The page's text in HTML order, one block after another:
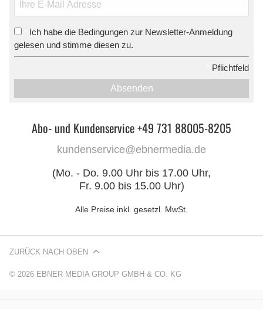
Ich habe die Bedingungen zur Newsletter-Anmeldung
gelesen und stimme diesen zu.
Pflichtfeld
Absenden
Abo- und Kundenservice +49 731 88005-8205
kundenservice@ebnermedia.de
(Mo. - Do. 9.00 Uhr bis 17.00 Uhr,
Fr. 9.00 bis 15.00 Uhr)
Alle Preise inkl. gesetzl. MwSt.
© 2026 EBNER MEDIA GROUP GMBH & CO. KG
ZURÜCK NACH OBEN